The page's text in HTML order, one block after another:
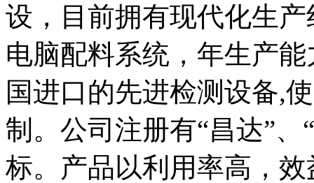
设，目前拥有现代化生
电脑配料系统，年生产
国进口的先进检测设备,
制。公司注册有“昌达”、
标。产品以利用率高，